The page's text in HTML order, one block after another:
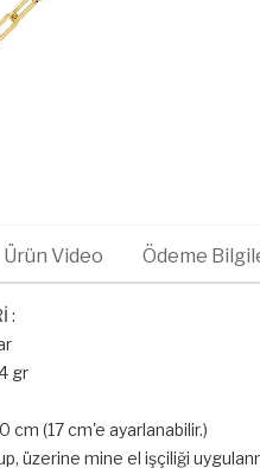
Ürün Video Ödeme
:
gr
cm (17 cm'e ayarlanabilir.)
üzerine mine el işçiliği